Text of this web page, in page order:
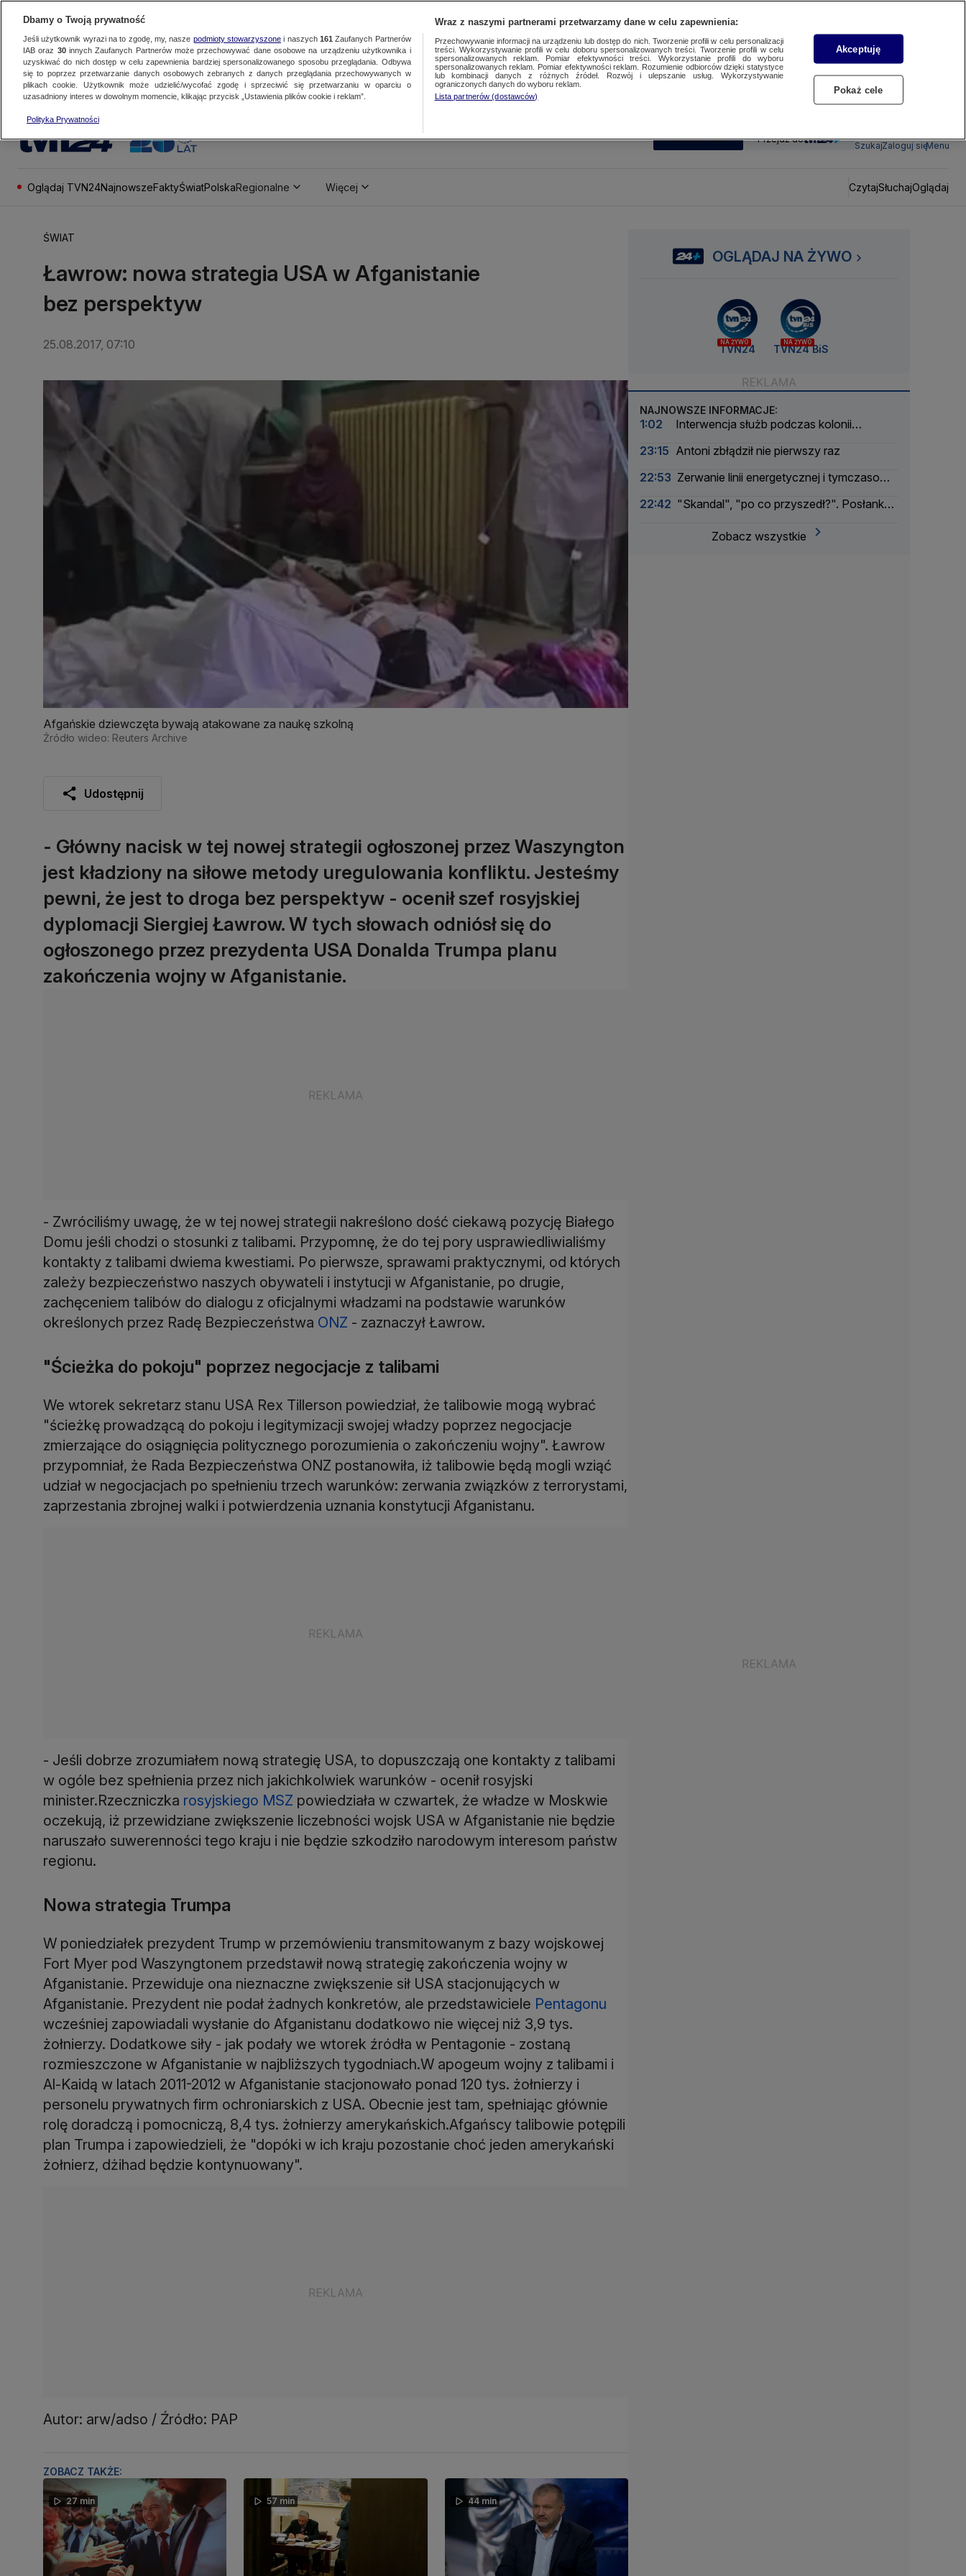
SUBSKRYBUJ Przejdź do
SzukajZaloguj sięMenu
Oglądaj TVN24NajnowszeFaktyŚwiatPolskaRegionalne Więcej CzytajSłuchajOglądaj
ŚWIAT
Ławrow: nowa strategia USA w Afganistanie
bez perspektyw
25.08.2017, 07:10
Afgańskie dziewczęta bywają atakowane za naukę szkolną
Źródło wideo: Reuters Archive
Udostępnij
- Główny nacisk w tej nowej strategii ogłoszonej przez Waszyngton
jest kładziony na siłowe metody uregulowania konfliktu. Jesteśmy
pewni, że jest to droga bez perspektyw - ocenił szef rosyjskiej
dyplomacji Siergiej Ławrow. W tych słowach odniósł się do
ogłoszonego przez prezydenta USA Donalda Trumpa planu
zakończenia wojny w Afganistanie.
- Zwróciliśmy uwagę, że w tej nowej strategii nakreślono dość ciekawą pozycję Białego
Domu jeśli chodzi o stosunki z talibami. Przypomnę, że do tej pory usprawiedliwialiśmy
kontakty z talibami dwiema kwestiami. Po pierwsze, sprawami praktycznymi, od których
zależy bezpieczeństwo naszych obywateli i instytucji w Afganistanie, po drugie,
zachęceniem talibów do dialogu z oficjalnymi władzami na podstawie warunków
określonych przez Radę Bezpieczeństwa ONZ - zaznaczył Ławrow.
"Ścieżka do pokoju" poprzez negocjacje z talibami
We wtorek sekretarz stanu USA Rex Tillerson powiedział, że talibowie mogą wybrać
"ścieżkę prowadzącą do pokoju i legitymizacji swojej władzy poprzez negocjacje
zmierzające do osiągnięcia politycznego porozumienia o zakończeniu wojny". Ławrow
przypomniał, że Rada Bezpieczeństwa ONZ postanowiła, iż talibowie będą mogli wziąć
udział w negocjacjach po spełnieniu trzech warunków: zerwania związków z terrorystami,
zaprzestania zbrojnej walki i potwierdzenia uznania konstytucji Afganistanu.
- Jeśli dobrze zrozumiałem nową strategię USA, to dopuszczają one kontakty z talibami
w ogóle bez spełnienia przez nich jakichkolwiek warunków - ocenił rosyjski
minister.Rzeczniczka rosyjskiego MSZ powiedziała w czwartek, że władze w Moskwie
oczekują, iż przewidziane zwiększenie liczebności wojsk USA w Afganistanie nie będzie
naruszało suwerenności tego kraju i nie będzie szkodziło narodowym interesom państw
regionu.
Nowa strategia Trumpa
W poniedziałek prezydent Trump w przemówieniu transmitowanym z bazy wojskowej
Fort Myer pod Waszyngtonem przedstawił nową strategię zakończenia wojny w
Afganistanie. Przewiduje ona nieznaczne zwiększenie sił USA stacjonujących w
Afganistanie. Prezydent nie podał żadnych konkretów, ale przedstawiciele Pentagonu
wcześniej zapowiadali wysłanie do Afganistanu dodatkowo nie więcej niż 3,9 tys.
żołnierzy. Dodatkowe siły - jak podały we wtorek źródła w Pentagonie - zostaną
rozmieszczone w Afganistanie w najbliższych tygodniach.W apogeum wojny z talibami i
Al-Kaidą w latach 2011-2012 w Afganistanie stacjonowało ponad 120 tys. żołnierzy i
personelu prywatnych firm ochroniarskich z USA. Obecnie jest tam, spełniając głównie
rolę doradczą i pomocniczą, 8,4 tys. żołnierzy amerykańskich.Afgańscy talibowie potępili
plan Trumpa i zapowiedzieli, że "dopóki w ich kraju pozostanie choć jeden amerykański
żołnierz, dżihad będzie kontynuowany".
Autor: arw/adso / Źródło: PAP
ZOBACZ TAKŻE:
27 min 57 min 44 min
OGLĄDAJ NA ŻYWO
NA ŻYWO
TVN24
NA ŻYWO
TVN24 BiS
NAJNOWSZE INFORMACJE:
1:02
Interwencja służb podczas kolonii
23:15 Antoni zbłądził nie pierwszy raz
22:53 Zerwanie linii energetycznej i tymczasowa
Wojskowa
22:42 "Skandal", "po co przyszedł?". Posłanka
Zobacz wszystkie
Dbamy o Twoją prywatność
Jeśli użytkownik wyrazi na to zgodę, my, nasze podmioty stowarzyszonei naszych 161 Zaufanych Partnerów
IAB oraz 30innych Zaufanych Partnerów może przechowywać dane osobowe na urządzeniu użytkownika i
uzyskiwać do nich dostęp w celu zapewnienia bardziej spersonalizowanego sposobu przeglądania. Odbywa
się to poprzez przetwarzanie danych osobowych zebranych z danych przeglądania przechowywanych w
plikach cookie. Użytkownik może udzielić/wycofać zgodę i sprzeciwić się przetwarzaniu w oparciu o
uzasadniony interes w dowolnym momencie, klikając przycisk „Ustawienia plików cookie i reklam”.
Polityka Prywatności
Wraz z naszymi partnerami przetwarzamy dane w celu zapewnienia:
Przechowywanie informacji na urządzeniu lub dostęp do nich. Tworzenie profili w celu personalizacji
treści. Wykorzystywanie profili w celu doboru spersonalizowanych treści. Tworzenie profili w celu
spersonalizowanych reklam. Pomiar efektywności treści. Wykorzystanie profili do wyboru
spersonalizowanych reklam. Pomiar efektywności reklam. Rozumienie odbiorców dzięki statystyce
lub kombinacji danych z różnych źródeł. Rozwój i ulepszanie usług. Wykorzystywanie
ograniczonych danych do wyboru reklam.
Lista partnerów (dostawców)
Akceptuję
Pokaż cele